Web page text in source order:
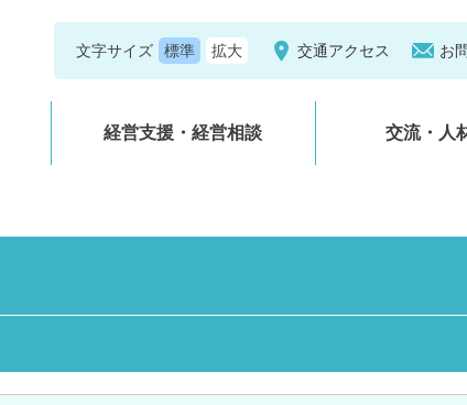
文字サイズ 交通アクセス お
経営支援・経営相談 交流・人